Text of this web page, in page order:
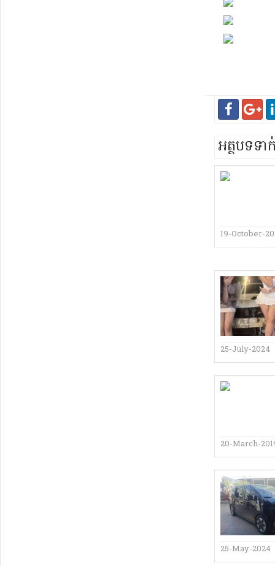
អត្ថបទទ
19-October-
25-July-2024
20-March-
25-May-2024